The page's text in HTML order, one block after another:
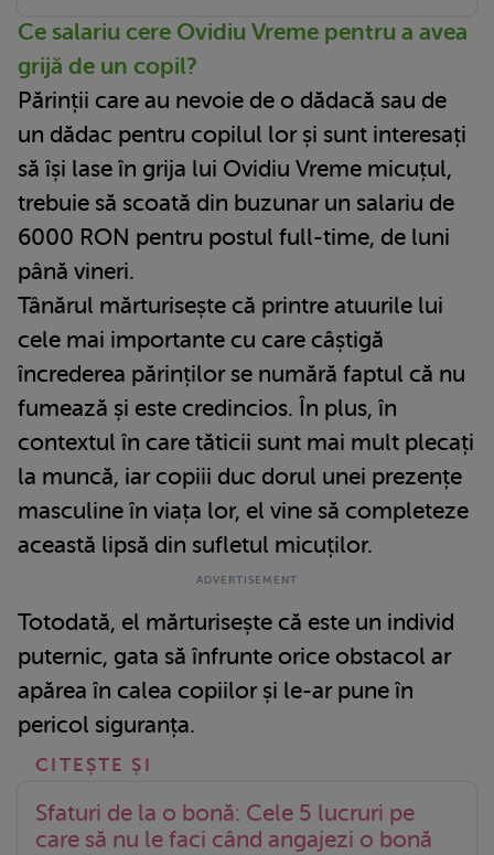
Ce salariu cere Ovidiu Vreme pentru a avea
grijă de un copil?
Părinții care au nevoie de o dădacă sau de
un dădac pentru copilul lor și sunt interesați
să își lase în grija lui Ovidiu Vreme micuțul,
trebuie să scoată din buzunar un salariu de
6000 RON pentru postul full-time, de luni
până vineri.
Tânărul mărturisește că printre atuurile lui
cele mai importante cu care câștigă
încrederea părinților se numără faptul că nu
fumează și este credincios. În plus, în
contextul în care tăticii sunt mai mult plecați
la muncă, iar copiii duc dorul unei prezențe
masculine în viața lor, el vine să completeze
această lipsă din sufletul micuților.
Totodată, el mărturisește că este un individ
puternic, gata să înfrunte orice obstacol ar
apărea în calea copiilor și le-ar pune în
pericol siguranța.
Sfaturi de la o bonă: Cele 5 lucruri pe
care să nu le faci când angajezi o bonă